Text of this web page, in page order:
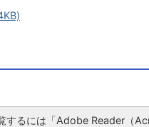
するには「Adobe Reader（